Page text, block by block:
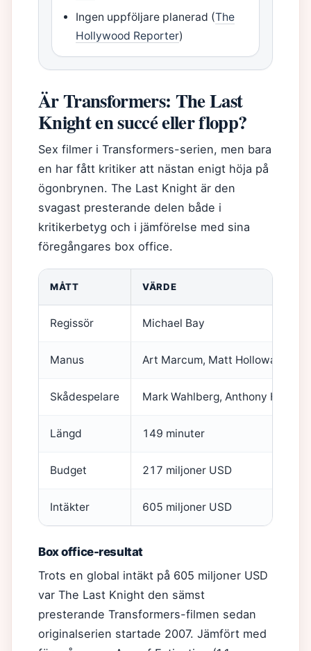
Ingen uppföljare planerad (The
Hollywood Reporter)
Är Transformers: The Last
Knight en succé eller flopp?
Sex filmer i Transformers-serien, men bara
en har fått kritiker att nästan enigt höja på
ögonbrynen. The Last Knight är den
svagast presterande delen både i
kritikerbetyg och i jämförelse med sina
föregångares box office.
MÅTT VÄRDE
Regissör Michael Bay
Manus Art Marcum, Matt Holloway, Ken
Skådespelare Mark Wahlberg, Anthony
Längd 149 minuter
Budget 217 miljoner USD
Intäkter 605 miljoner USD
Box office-resultat
Trots en global intäkt på 605 miljoner USD
var The Last Knight den sämst
presterande Transformers-filmen sedan
originalserien startade 2007. Jämfört med